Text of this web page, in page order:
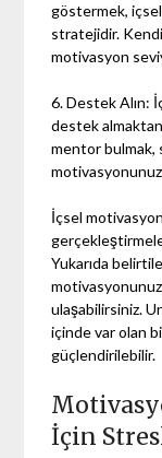
göstermek,
stratejidir.
motivasyon
6. Destek Alın:
destek
mentor bulmak,
İçsel
Yukarıda
ulaşabilirsiniz.
içinde var olan
güçlendirilebilir.
İçin